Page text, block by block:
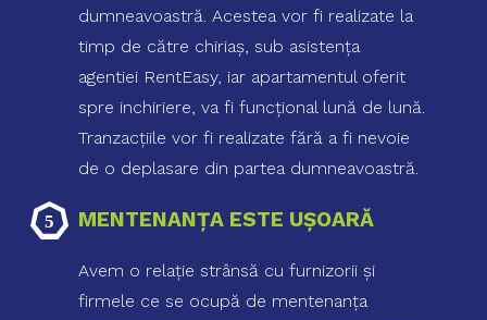
dumneavoastră. Acestea vor fi realizate la
timp de către chiriaş, sub asistenţa
agentiei RentEasy, iar apartamentul oferit
spre inchiriere, va fi funcţional lună de lună.
Tranzacţiile vor fi realizate fără a fi nevoie
de o deplasare din partea dumneavoastră.
MENTENANŢA ESTE UŞOARĂ
Avem o relaţie strânsă cu furnizorii şi
firmele ce se ocupă de mentenanţa